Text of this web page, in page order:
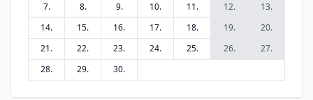
7.
8. 9. 10. 11. 12.
13.
14.
15. 16. 17. 18. 19.
20.
21.
22. 23. 24. 25. 26.
27.
28.
29. 30.